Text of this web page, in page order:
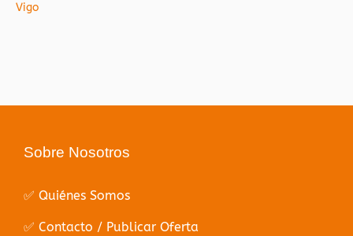
Vigo
Sobre Nosotros
✅ Quiénes Somos
✅ Contacto / Publicar Oferta